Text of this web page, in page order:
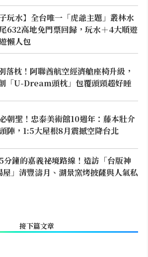
子玩水】全台唯一「虎爺主題」叢林水
632高地免門票回歸，玩水＋4大順遊
懶人包
落枕！阿聯酋航空經濟艙座椅升級，
「U-Dream頭枕」包覆頭頸超好睡
朝聖！忠泰美術館10週年：藤本壯介
陣，1:5大屋根8月震撼空降台北
分鐘的嘉義祕境路線！造訪「台版神
屋」清豐濤月、湖景窯烤披薩與人氣私
接下篇文章